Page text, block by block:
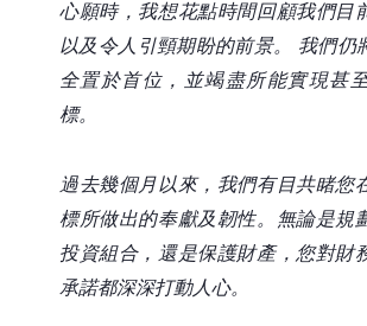
心願時，我想花點時間回顧我們目
以及令人引頸期盼的前景。 我們仍
全置於首位，並竭盡所能實現甚
標。
過去幾個月以來，我們有目共睹您
標所做出的奉獻及韌性。無論是規
投資組合，還是保護財產，您對財
承諾都深深打動人心。